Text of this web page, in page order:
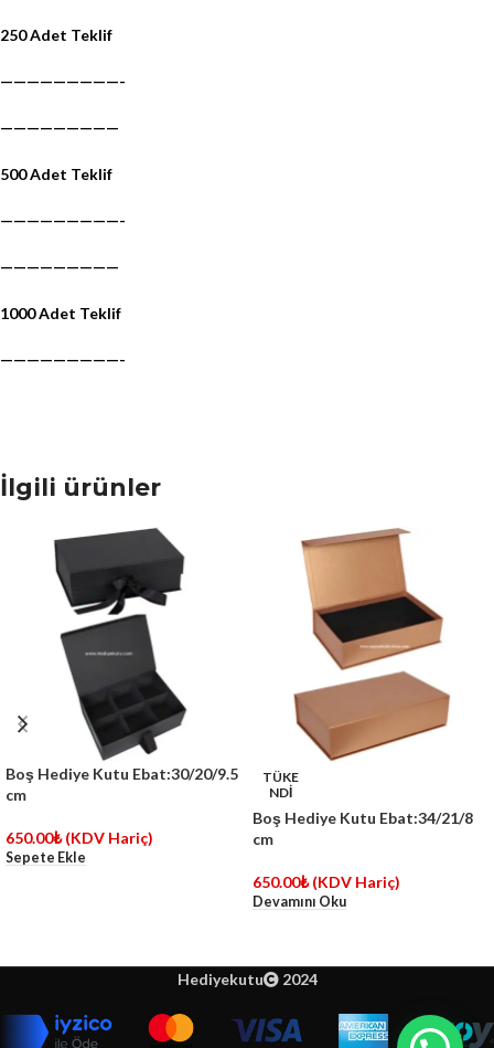
250 Adet Teklif
—————————-
—————————
500 Adet Teklif
—————————-
—————————
1000 Adet Teklif
—————————-
İlgili ürünler
Boş Hediye Kutu Ebat:30/20/9.5
cm
650.00₺ (KDV Hariç)
Sepete Ekle
TÜKE
NDİ
Boş Hediye Kutu Ebat:34/21/8
cm
650.00₺ (KDV Hariç)
Devamını Oku
Hediyekutu 2024